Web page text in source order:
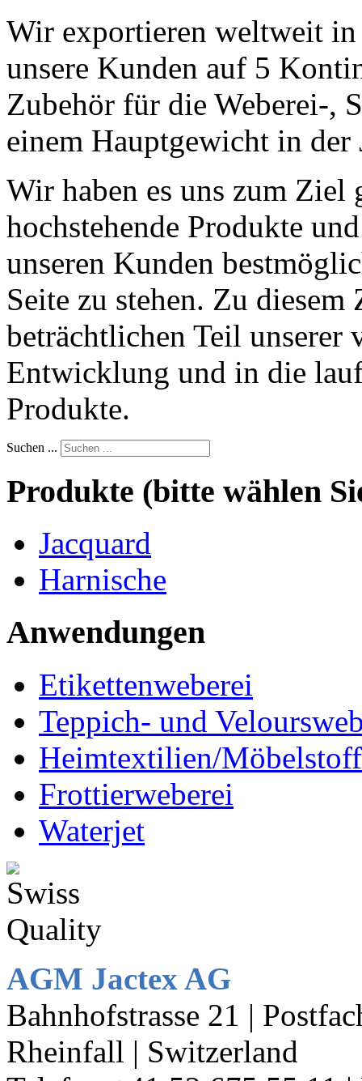
Wir exportieren weltweit
unsere Kunden auf 5
Zubehör für die Weberei-,
einem Hauptgewicht in der
Wir haben es uns zum Ziel
hochstehende Produkte
unseren Kunden
Seite zu stehen. Zu
beträchtlichen Teil
Entwicklung und in die
Produkte.
Suchen ...
Produkte (bitte wählen
Jacquard
Harnische
Anwendungen
Etikettenweberei
Teppich- und
Heimtextilien/
Frottierweberei
Waterjet
AGM Jactex AG
Bahnhofstrasse 21 |
Rheinfall | Switzerland